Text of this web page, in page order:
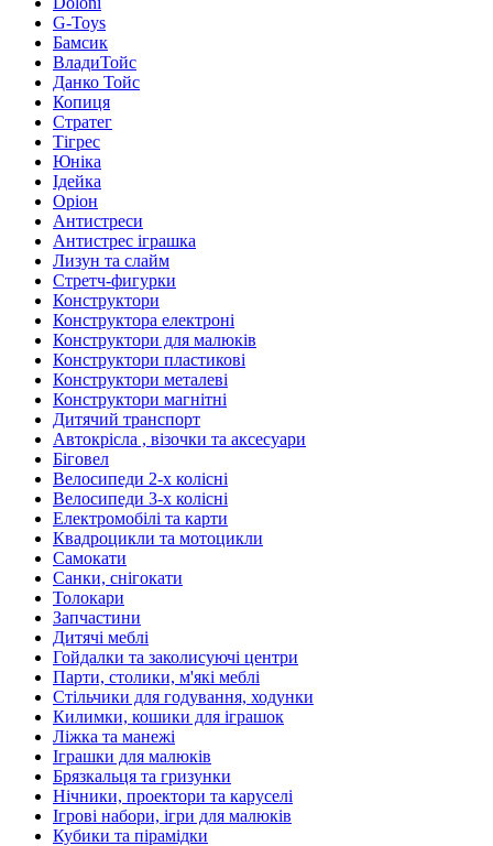
G-Toys
Бамсик
ВладиТойс
Данко Тойс
Копиця
Стратег
Тігрес
Юніка
Ідейка
Оріон
Антистреси
Антистрес іграшка
Лизун та слайм
Стретч-фигурки
Конструктори
Конструктора електроні
Конструктори для малюків
Конструктори пластикові
Конструктори металеві
Конструктори магнітні
Дитячий транспорт
Автокрісла , візочки та аксесуари
Біговел
Велосипеди 2-х колісні
Велосипеди 3-х колісні
Електромобілі та карти
Квадроцикли та мотоцикли
Самокати
Санки, снігокати
Толокари
Запчастини
Дитячі меблі
Гойдалки та заколисуючі центри
Парти, столики, м'які меблі
Стільчики для годування, ходунки
Килимки, кошики для іграшок
Ліжка та манежі
Іграшки для малюків
Брязкальця та гризунки
Нічники, проектори та каруселі
Ігрові набори, ігри для малюків
Кубики та пірамідки